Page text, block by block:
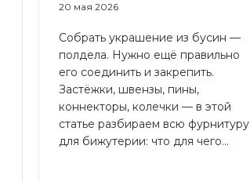
20 мая 2026
Собрать украшение из бусин —
полдела. Нужно ещё правильно
его соединить и закрепить.
Застёжки, швензы, пины,
коннекторы, колечки — в этой
статье разбираем всю фурнитуру
для бижутерии: что для чего...